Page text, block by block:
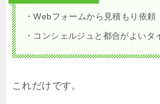
・Webフォームから見積もり依頼
・コンシェルジュと都合がよいタ
これだけです。